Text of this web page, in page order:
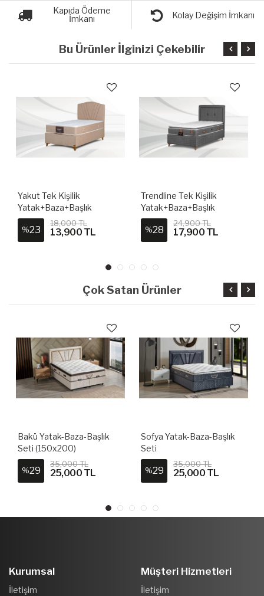
Kapıda Ödeme
İmkanı
Kolay Değişim İmkanı
Bu Ürünler İlginizi Çekebilir
Yakut Tek Kişilik
Yatak+Baza+Başlık
%23
18,000 TL
13,900 TL
Trendline Tek Kişilik
Yatak+Baza+Başlık
%28
24,900 TL
17,900 TL
Çok Satan Ürünler
Bakü Yatak-Baza-Başlık
Seti (150x200)
%29
35,000 TL
25,000 TL
Sofya Yatak-Baza-Başlık
Seti
%29
35,000 TL
25,000 TL
Kurumsal
İletişim
Müşteri Hizmetleri
İletişim